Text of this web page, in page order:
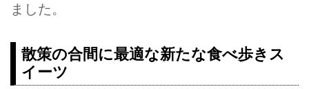
ました。
散策の合間に最適な新たな食べ歩きス
イーツ